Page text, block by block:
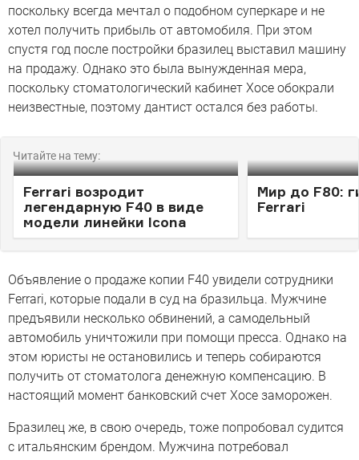
поскольку всегда мечтал о подобном суперкаре и не
хотел получить прибыль от автомобиля. При этом
спустя год после постройки бразилец выставил машину
на продажу. Однако это была вынужденная мера,
поскольку стоматологический кабинет Хосе обокрали
неизвестные, поэтому дантист остался без работы.
Читайте на тему:
Ferrari возродит
легендарную F40 в виде
модели линейки Icona
Мир до F80:
Ferrari
Объявление о продаже копии F40 увидели сотрудники
Ferrari, которые подали в суд на бразильца. Мужчине
предъявили несколько обвинений, а самодельный
автомобиль уничтожили при помощи пресса. Однако на
этом юристы не остановились и теперь собираются
получить от стоматолога денежную компенсацию. В
настоящий момент банковский счет Хосе заморожен.
Бразилец же, в свою очередь, тоже попробовал судится
с итальянским брендом. Мужчина потребовал